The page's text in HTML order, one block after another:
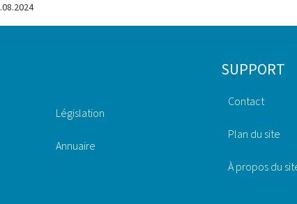
Législation
Annuaire
SUPPORT
Contact
Plan du site
À propos du